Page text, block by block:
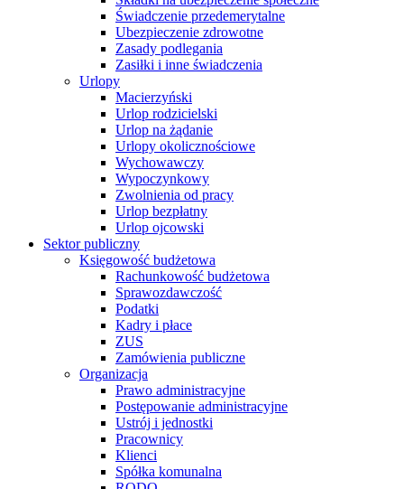
Świadczenie przedemerytalne
Ubezpieczenie zdrowotne
Zasady podlegania
Zasiłki i inne świadczenia
Urlopy
Macierzyński
Urlop rodzicielski
Urlop na żądanie
Urlopy okolicznościowe
Wychowawczy
Wypoczynkowy
Zwolnienia od pracy
Urlop bezpłatny
Urlop ojcowski
Sektor publiczny
Księgowość budżetowa
Rachunkowość budżetowa
Sprawozdawczość
Podatki
Kadry i płace
ZUS
Zamówienia publiczne
Organizacja
Prawo administracyjne
Postępowanie administracyjne
Ustrój i jednostki
Pracownicy
Klienci
Spółka komunalna